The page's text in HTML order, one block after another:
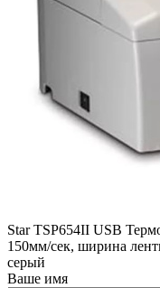
Star ТSP654II USB
150мм/сек, ширина
серый
Ваше имя